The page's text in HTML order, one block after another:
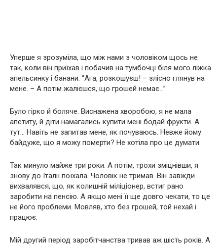
Уперше я зрозумiла, що мiж нами з чоловiком щось не
так, коли вiн приїхав i побачив на тумбочцi бiля мого лiжка
апельсинку i банани. “Ага, розкошуєш! – злiсно глянув на
мене. – А потiм жалiєшся, що грошей немає…”
Було гiрко й боляче. Виснажена хворобою, я не мала
апетиту, й дiти намагались купити менi бодай фрукти. А
тут… Навiть не запитав мене, як почуваюсь. Невже йому
байдуже, що я можу померти? Не хотiла про це думати.
Так минуло майже три роки. А потiм, трохи змiцнiвши, я
знову до Iталiї поїхала. Чоловiк не тримав. Вiн завжди
вихвалявся, що, як колишнiй мiлiцiонер, встиг рано
заробити на пенсiю. А якщо менi її ще довго чекати, то це
не його проблеми. Мовляв, хто без грошей, той нехай i
працює.
Мiй другий перiод заробiтчанства тривав аж шiсть рокiв. А